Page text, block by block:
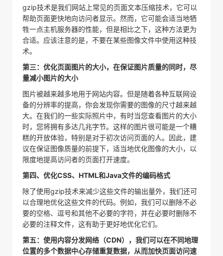
gzip技术是我们网站上常见的页面文本压缩技术，它可以
帮助页面更快地向访问者显示。然而，它可能会适当地牺
牲一点主机服务器的性能，但是相比之下，这种方法更为
合适。应该注意的是，不要在某些图像文件中使用这种技
术。
第三：优化页面图片的大小，在保证图片质量的同时，尽
量减小图片的大小
图片被越来越多地用于网站内容。但是随着各种互联网设
备的分辨率的提高，你会发现你需要的图像的尺寸越来越
大。在我们的一些实际照片中，有时当您查看图片的大小
时，您将拥有多达几兆字节。这样的图片很可能是一个糟
糕的开放体验，特别是对于初次访问页面的人。因此，建
议在保证图像质量的前提下，适当地优化图像的大小，以
限度地提高访问者的页面打开速度。
第四、优化CSS、HTML和Java文件的编码格式
除了使用gzip技术来减少这些文件的输出量外，我们还可
以合理地优化这些文件的代码。例如，我们可以删除不必
要的空格、逗号和其他不必要的字符，并在必要时删除不
必要的注释文件，这有助于更好地优化它们。
第五：使用内容分发网络（CDN），我们可以在不同地理
位置的多个数据中心存储重复数据，从而加快页面访问速